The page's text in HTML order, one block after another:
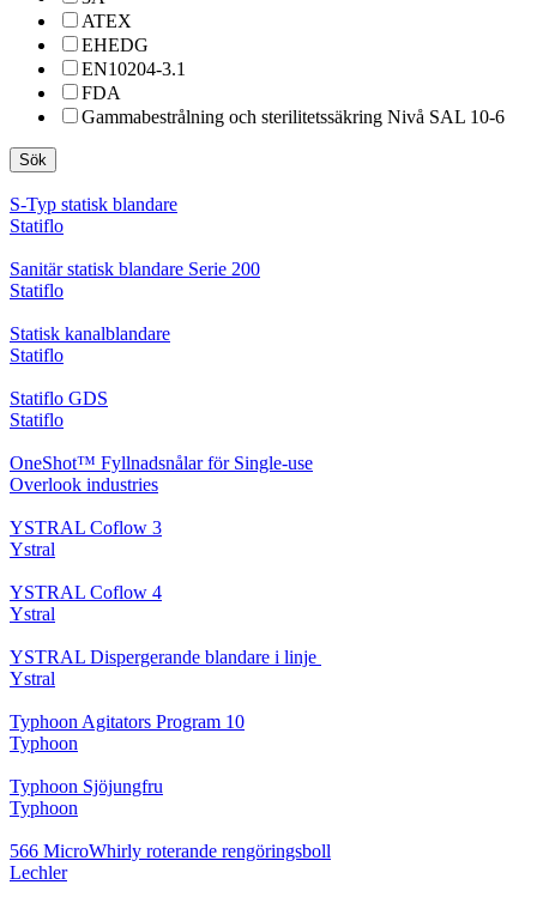
ATEX
EHEDG
EN10204-3.1
FDA
Gammabestrålning och sterilitetssäkring Nivå SAL 10-6
Sök
S-Typ statisk blandare
Statiflo
Sanitär statisk blandare Serie 200
Statiflo
Statisk kanalblandare
Statiflo
Statiflo GDS
Statiflo
OneShot™ Fyllnadsnålar för Single-use
Overlook industries
YSTRAL Coflow 3
Ystral
YSTRAL Coflow 4
Ystral
YSTRAL Dispergerande blandare i linje ‍‍
Ystral
Typhoon Agitators Program 10
Typhoon
Typhoon Sjöjungfru
Typhoon
566 MicroWhirly roterande rengöringsboll
Lechler